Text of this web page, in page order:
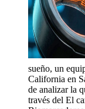
sueño, un
California en
de analizar la
través del El